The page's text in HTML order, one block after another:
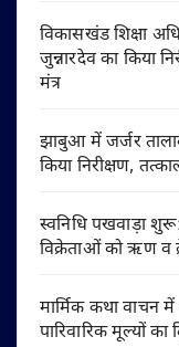
विकासखंड शिक्षा
जुन्नारदेव का किया
मंत्र
झाबुआ में जर्जर
किया निरीक्षण,
स्वनिधि पखवाड़ा
विक्रेताओं को ऋण व
मार्मिक कथा वाचन
पारिवारिक मूल्यों का